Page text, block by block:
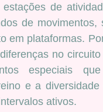
de
de movimentos,
em plataformas.
no
especiais
e a diversidade
ativos.